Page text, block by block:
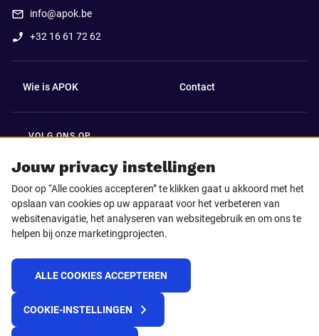
Jouw privacy instellingen
Door op “Alle cookies accepteren” te klikken gaat u akkoord met het
opslaan van cookies op uw apparaat voor het verbeteren van
websitenavigatie, het analyseren van websitegebruik en om ons te
helpen bij onze marketingprojecten.
ALLE COOKIES ACCEPTEREN
COOKIE-INSTELLINGEN
info@apok.be
+32 16 61 72 62
Wie is APOK Contact
VOLG ONS OP
Facebook LinkedIn
Instagram TikTok